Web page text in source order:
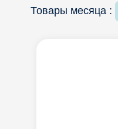
Товары месяца :